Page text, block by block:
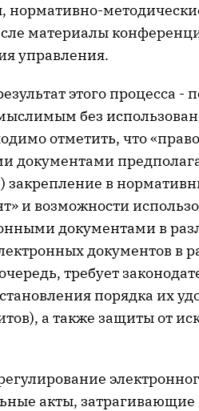
нормативно-
материалы
управления.
этого процесса -
без
отметить, что
документами
закрепление в
и возможности
документами в
документов в
требует
порядка их
а также защиты от
акты,